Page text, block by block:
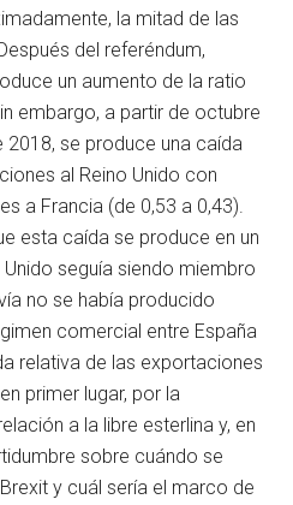
la mitad de las
del referéndum,
un aumento de la ratio
embargo, a partir de octubre
se produce una caída
al Reino Unido con
a Francia (de 0,53 a 0,43).
esta caída se produce en un
seguía siendo miembro
no se había producido
comercial entre España
relativa de las exportaciones
primer lugar, por la
a la libre esterlina y, en
sobre cuándo se
y cuál sería el marco de